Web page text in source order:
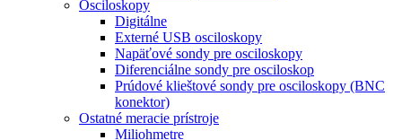
Osciloskopy
Digitálne
Externé USB osciloskopy
Napäťové sondy pre osciloskopy
Diferenciálne sondy pre osciloskop
Prúdové klieštové sondy pre osciloskopy (BNC
konektor)
Ostatné meracie prístroje
Miliohmetre